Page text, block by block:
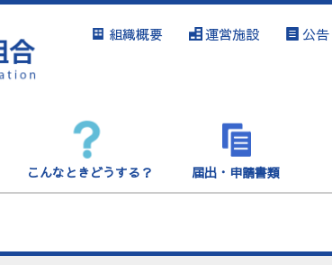
組織概要 運営施設 公告
こんなときどうする？ 届出・申請書類